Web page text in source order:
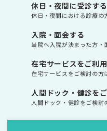
休日・夜間に受診する
休日・夜間における診療の
入院・面会する
当院へ入院が決まった方・
在宅サービスをご利
在宅サービスをご検討の方
人間ドック・健診を
人間ドック・健診をご検討